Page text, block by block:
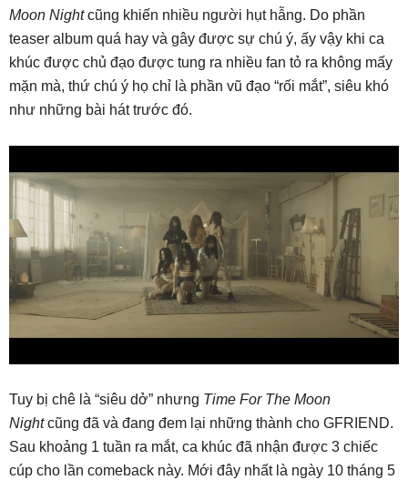
Moon Nightcũng khiến nhiều người hụt hẫng. Do phần
teaser album quá hay và gây được sự chú ý, ấy vậy khi ca
khúc được chủ đạo được tung ra nhiều fan tỏ ra không mấy
mặn mà, thứ chú ý họ chỉ là phần vũ đạo “rối mắt”, siêu khó
như những bài hát trước đó.
Tuy bị chê là “siêu dở” nhưng Time For The Moon
Nightcũng đã và đang đem lại những thành cho GFRIEND.
Sau khoảng 1 tuần ra mắt, ca khúc đã nhận được 3 chiếc
cúp cho lần comeback này. Mới đây nhất là ngày 10 tháng 5